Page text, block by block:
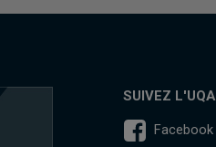
SUIVEZ
Facebook